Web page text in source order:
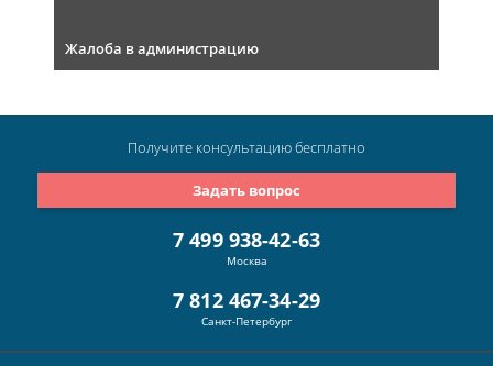
Жалоба в администрацию
7 499 938-42-63
Москва
7 812 467-34-29
Санкт-Петербург
Задать вопрос
Получите консультациюбесплатно